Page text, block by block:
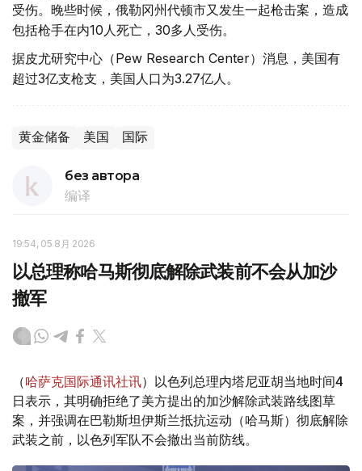
受伤。晚些时候，俄勒冈州代顿市又发生一起枪击案，造成
包括枪手在内10人死亡，30多人受伤。
据皮尤研究中心（Pew Research Center）消息，美国有
超过3亿支枪支，美国人口为3.27亿人。
黄金储备 美国 国际
без автора
编译
19:54, 05 8月 2026
以总理称哈马斯彻底解除武装前不会从加沙
撤军
（哈萨克国际通讯社讯）以色列总理内塔尼亚胡当地时间4
日表示，其明确拒绝了美方提出的加沙解除武装路线图草
案，并强调在巴勒斯坦伊斯兰抵抗运动（哈马斯）彻底解除
武装之前，以色列军队不会撤出当前防线。